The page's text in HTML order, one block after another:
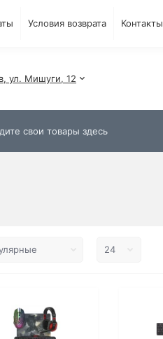
Условия возврата Контакты
ул. Мишуги, 12